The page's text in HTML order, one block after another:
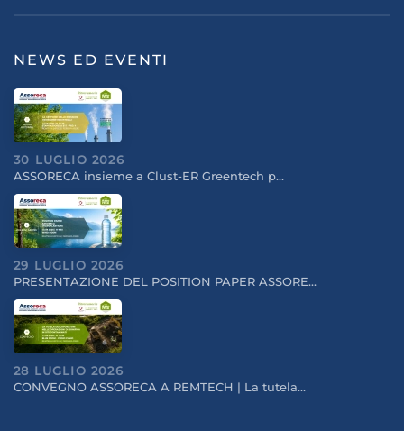
NEWS ED EVENTI
30 LUGLIO 2026
ASSORECA insieme a Clust-ER Greentech p…
29 LUGLIO 2026
PRESENTAZIONE DEL POSITION PAPER ASSORE…
28 LUGLIO 2026
CONVEGNO ASSORECA A REMTECH | La tutela…